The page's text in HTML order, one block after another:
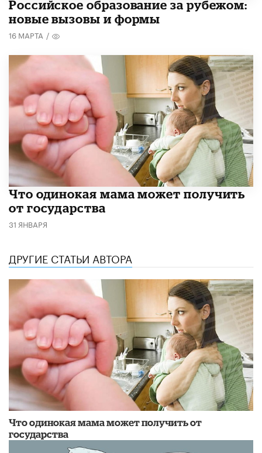
Российское образование за рубежом:
новые вызовы и формы
16 МАРТА /
Что одинокая мама может получить
от государства
31 ЯНВАРЯ
ДРУГИЕ СТАТЬИ АВТОРА
Что одинокая мама может получить от
государства